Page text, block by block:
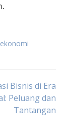
Bisnis di Era
Peluang dan
Tantangan